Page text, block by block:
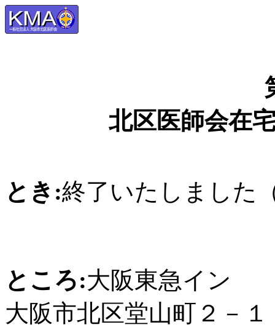
北区医師会在
とき:終了いたしました
ところ:大阪東急イン
大阪市北区堂山町２－１